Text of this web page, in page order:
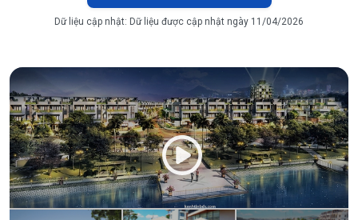
Dữ liệu cập nhật: Dữ liệu được cập nhật ngày 11/04/2026